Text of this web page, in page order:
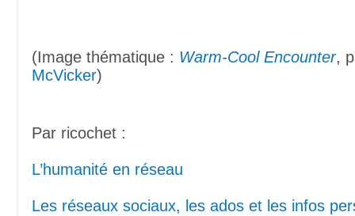
(Image thématique : Warm-Cool Encounter,
McVicker)
Par ricochet :
L’humanité en réseau
Les réseaux sociaux, les ados et les infos